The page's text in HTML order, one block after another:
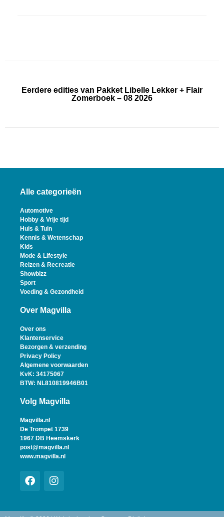
Eerdere edities van Pakket Libelle Lekker + Flair
Zomerboek – 08 2026
Alle categorieën
Automotive
Hobby & Vrije tijd
Huis & Tuin
Kennis & Wetenschap
Kids
Mode & Lifestyle
Reizen & Recreatie
Showbizz
Sport
Voeding & Gezondheid
Over Magvilla
Over ons
Klantenservice
Bezorgen & verzending
Privacy Policy
Algemene voorwaarden
KvK: 34175067
BTW: NL810819946B01
Volg Magvilla
Magvilla.nl
De Trompet 1739
1967 DB Heemskerk
post@magvilla.nl
www.magvilla.nl